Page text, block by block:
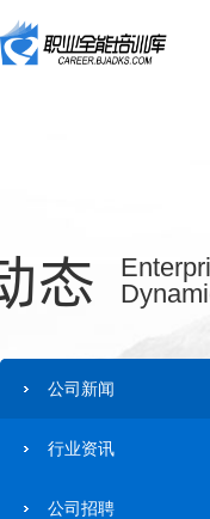
态
公司新闻
行业资讯
公司招聘